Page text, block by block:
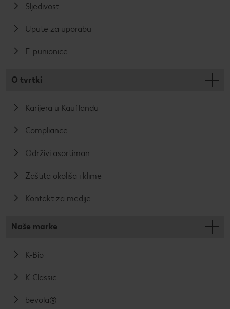
Sljedivost
Upute za uporabu
E-punionice
O tvrtki
Karijera u Kauflandu
Compliance
Održivi asortiman
Zaštita okoliša i klime
Kontakt za medije
Naše marke
K-Bio
K-Classic
bevola®